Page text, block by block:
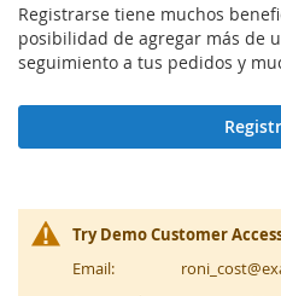
Registrarse tiene muchos
posibilidad de agregar más de
seguimiento a tus pedidos y
Try Demo Customer
Email: